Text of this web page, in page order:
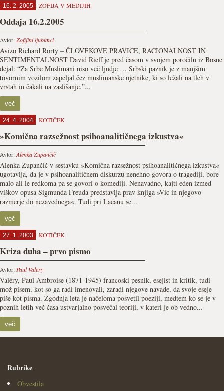
16. 2. 2005 ZOFIJA V MEDIJIH
Oddaja 16.2.2005
Avtor:Zofijini ljubimci
Avizo Richard Rorty – ČLOVEKOVE PRAVICE, RACIONALNOST IN
SENTIMENTALNOST David Rieff je pred časom v svojem poročilu iz Bosne
dejal: “Za Srbe Muslimani niso več ljudje … Srbski paznik je z manjšim
tovornim vozilom zapeljal čez muslimanske ujetnike, ki so ležali na tleh v
vrstah in čakali na zaslišanje.”...
več
24. 4. 2004 KOTIČEK
»Komična razsežnost psihoanalitičnega izkustva«
Avtor:Alenka Zupančič
Alenka Zupančič v sestavku »Komična razsežnost psihoanalitičnega izkustva«
ugotavlja, da je v psihoanalitičnem diskurzu nenehno govora o tragediji, bore
malo ali le redkoma pa se govori o komediji. Nenavadno, kajti eden izmed
viškov opusa Sigmunda Freuda predstavlja prav knjiga »Vic in njegovo
razmerje do nezavednega«. Tudi pri Lacanu se...
več
27. 1. 2003 KOTIČEK
Kriza duha – prvo pismo
Avtor: Paul Valery
Valéry, Paul Ambroise (1871-1945) francoski pesnik, esejist in kritik, tudi
mož pisem, kot so ga radi imenovali, zaradi njegove navade, da svoje eseje
piše kot pisma. Zgodnja leta je načeloma posvetil poeziji, medtem ko se je v
poznih letih več časa ustvarjalno posvečal teoriji, v kateri je ob vedno...
več
Rubrike
Obvestila